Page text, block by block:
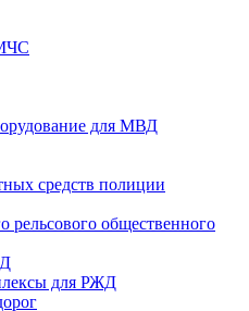
для МВД
средств полиции
рельсового общественного
для РЖД